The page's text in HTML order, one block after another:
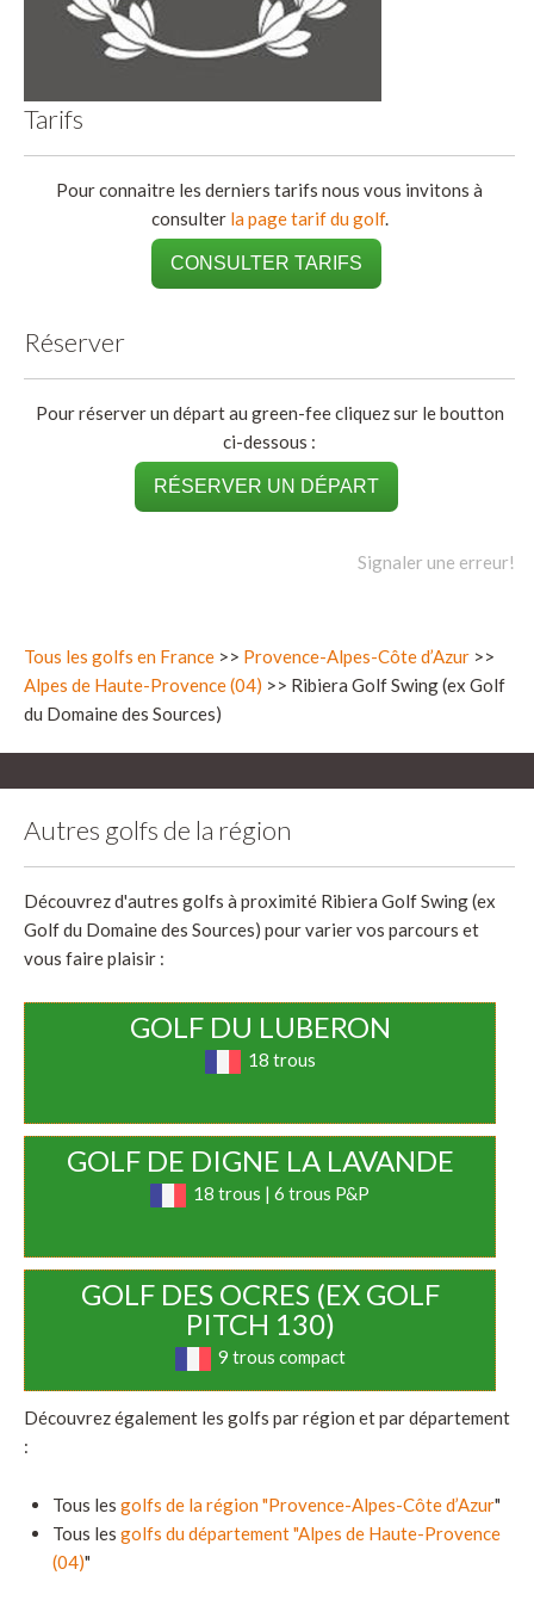
Tarifs
Pour connaitre les derniers tarifs nous vous invitons à
consulter la page tarif du golf.
CONSULTER TARIFS
Réserver
Pour réserver un départ au green-fee cliquez sur le boutton
ci-dessous :
RÉSERVER UN DÉPART
Signaler une erreur!
Tous les golfs en France >> Provence-Alpes-Côte d’Azur >>
Alpes de Haute-Provence (04) >> Ribiera Golf Swing (ex Golf
du Domaine des Sources)
Autres golfs de la région
Découvrez d'autres golfs à proximité Ribiera Golf Swing (ex
Golf du Domaine des Sources) pour varier vos parcours et
vous faire plaisir :
GOLF DU LUBERON
18 trous
GOLF DE DIGNE LA LAVANDE
18 trous | 6 trous P&P
GOLF DES OCRES (EX GOLF
PITCH 130)
9 trous compact
Découvrez également les golfs par région et par département
:
Tous les golfs de la région "Provence-Alpes-Côte d’Azur"
Tous les golfs du département "Alpes de Haute-Provence
(04)"